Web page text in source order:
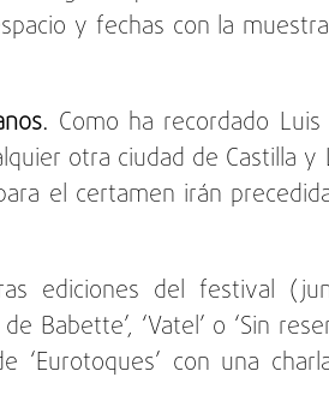
y fechas con la
Como ha recordado
otra ciudad de Castilla y
el certamen irán
ediciones del festival
Babette’, ‘Vatel’ o ‘Sin
con una